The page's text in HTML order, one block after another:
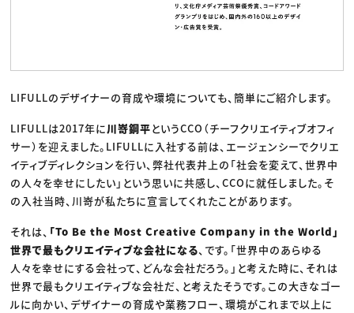
LIFULLのデザイナーの育成や環境についても、簡単にご紹介します。
LIFULLは2017年に川嵜鋼平というCCO（チーフクリエイティブオフィ
サー）を迎えました。LIFULLに入社する前は、エージェンシーでクリエ
イティブディレクションを行い、弊社代表井上の「社会を変えて、世界中
の人々を幸せにしたい」という思いに共感し、CCOに就任しました。そ
の入社当時、川嵜が私たちに宣言してくれたことがあります。
それは、 「To Be the Most Creative Company in the World」
世界で最もクリエイティブな会社になる、です。「世界中のあらゆる
人々を幸せにする会社って、どんな会社だろう。」と考えた時に、それは
世界で最もクリエイティブな会社だ、と考えたそうです。この大きなゴー
ルに向かい、デザイナーの育成や業務フロー、環境がこれまで以上に